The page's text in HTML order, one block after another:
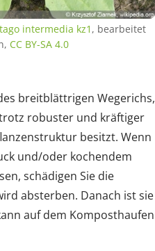
intermedia kz1 , bearbeitet
CC BY-SA 4.0
breitblättrigen Wegerichs,
robuster und kräftiger
besitzt. Wenn
und/oder kochendem
schädigen Sie die
absterben. Danach ist sie
auf dem Komposthaufen